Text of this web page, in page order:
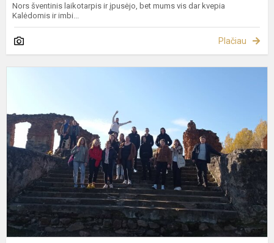
Nors šventinis laikotarpis ir įpusėjo, bet mums vis dar kvepia
Kalėdomis ir imbi...
Plačiau